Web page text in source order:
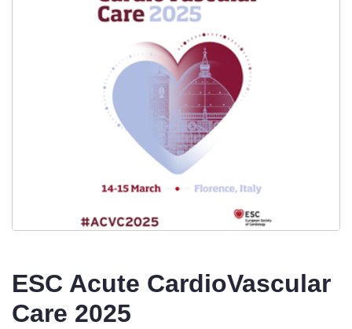
ESC Acute CardioVascular
Care 2025